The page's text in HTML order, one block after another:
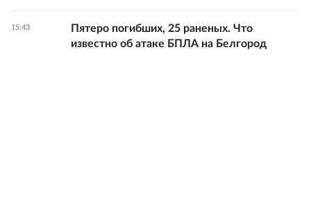
15:43
Пятеро погибших, 25 раненых. Что
известно об атаке БПЛА на Белгород